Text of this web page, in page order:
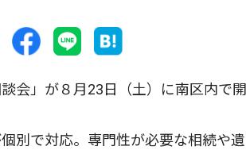
」が８月23日（土）に南区内で開
で対応。専門性が必要な相続や